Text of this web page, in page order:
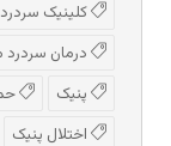
کلینیک سردرد
درمان سردرد
پنیک
اختلال پنیک